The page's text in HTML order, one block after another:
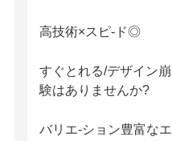
高技術×スピ-ド◎
すぐとれる/デザイン
験はありませんか?
バリエ-ション豊富な